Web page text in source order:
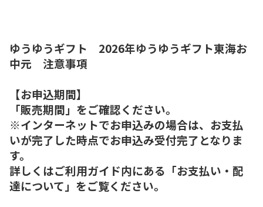
ゆうゆうギフト 2026年ゆうゆうギフト東海お
中元 注意事項
【お申込期間】
「販売期間」をご確認ください。
※インターネットでお申込みの場合は、お支払
いが完了した時点でお申込み受付完了となりま
す。
詳しくはご利用ガイド内にある「お支払い・配
達について」をご覧ください。